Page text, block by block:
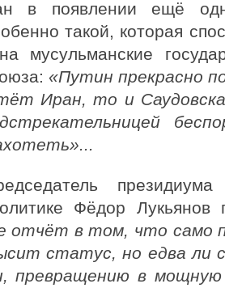
в появлении ещё
такой, которая
мусульманские
«Путин прекрасно
Иран, то и
Фёдор Лукьянов
отчёт в том, что само
статус, но едва ли
превращению в